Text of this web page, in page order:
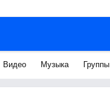
Видео Музыка Группы